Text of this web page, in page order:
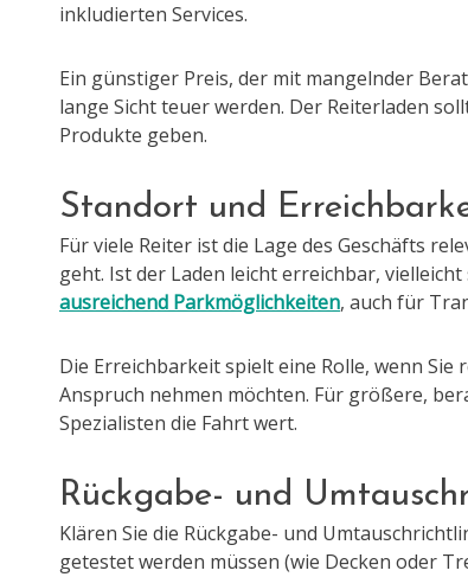
inkludierten Services.
Ein günstiger Preis, der mit mangelnder
lange Sicht teuer werden. Der Reiterladen
Produkte geben.
Standort und
Für viele Reiter ist die Lage des Geschäfts
geht. Ist der Laden leicht erreichbar,
ausreichend Parkmöglichkeiten, auch für
Die Erreichbarkeit spielt eine Rolle, wenn
Anspruch nehmen möchten. Für größere,
Spezialisten die Fahrt wert.
Rückgabe- und
Klären Sie die Rückgabe- und
getestet werden müssen (wie Decken oder